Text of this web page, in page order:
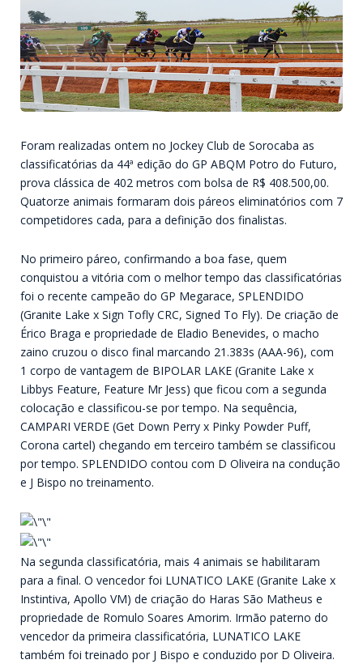
Foram realizadas ontem no Jockey Club de Sorocaba as
classificatórias da 44ª edição do GP ABQM Potro do Futuro,
prova clássica de 402 metros com bolsa de R$ 408.500,00.
Quatorze animais formaram dois páreos eliminatórios com 7
competidores cada, para a definição dos finalistas.
No primeiro páreo, confirmando a boa fase, quem
conquistou a vitória com o melhor tempo das classificatórias
foi o recente campeão do GP Megarace, SPLENDIDO
(Granite Lake x Sign Tofly CRC, Signed To Fly). De criação de
Érico Braga e propriedade de Eladio Benevides, o macho
zaino cruzou o disco final marcando 21.383s (AAA-96), com
1 corpo de vantagem de BIPOLAR LAKE (Granite Lake x
Libbys Feature, Feature Mr Jess) que ficou com a segunda
colocação e classificou-se por tempo. Na sequência,
CAMPARI VERDE (Get Down Perry x Pinky Powder Puff,
Corona cartel) chegando em terceiro também se classificou
por tempo. SPLENDIDO contou com D Oliveira na condução
e J Bispo no treinamento.
Na segunda classificatória, mais 4 animais se habilitaram
para a final. O vencedor foi LUNATICO LAKE (Granite Lake x
Instintiva, Apollo VM) de criação do Haras São Matheus e
propriedade de Romulo Soares Amorim. Irmão paterno do
vencedor da primeira classificatória, LUNATICO LAKE
também foi treinado por J Bispo e conduzido por D Oliveira.